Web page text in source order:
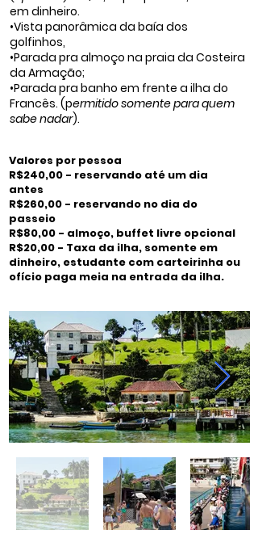
em dinheiro.
•Vista panorâmica da baía dos
golfinhos,
•Parada pra almoço na praia da Costeira
da Armação;
•Parada pra banho em frente a ilha do
Francês. (permitido somente para quem
sabe nadar).
Valores por pessoa
R$240,00 - reservando até um dia
antes
R$260,00 - reservando no dia do
passeio
R$80,00 - almoço, buffet livre opcional
R$20,00 - Taxa da ilha, somente em
dinheiro, estudante com carteirinha ou
ofício paga meia na entrada da ilha.